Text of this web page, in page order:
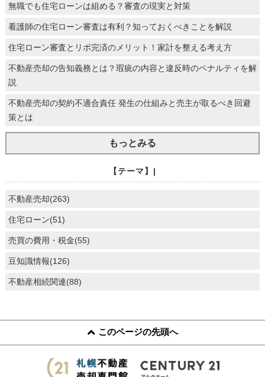
無職でも住宅ローンは組める？審査の現実と対策
看護師の住宅ローン審査は有利？知っておくべきことを解説
住宅ローン審査とリボ完済のメリット！家計を整える考え方
不動産売却の告知義務とは？瑕疵の内容と違反時のペナルティを解
説
不動産売却の契約不適合責任 発生の仕組みと売主が取るべき回避
策とは
もっとみる
【テーマ】|
不動産売却(263)
住宅ローン(51)
売買の費用・税金(55)
豆知識情報(126)
不動産相続関連(88)
このページの先頭へ